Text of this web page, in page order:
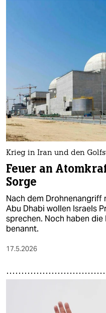
Krieg in Iran und den
Feuer an
Sorge
Nach dem Drohnenangriff
Abu Dhabi wollen Israels
sprechen. Noch haben
benannt.
17.5.2026